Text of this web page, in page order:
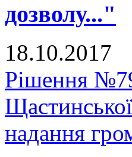
дозволу..."
18.10.2017
Рішення
надання